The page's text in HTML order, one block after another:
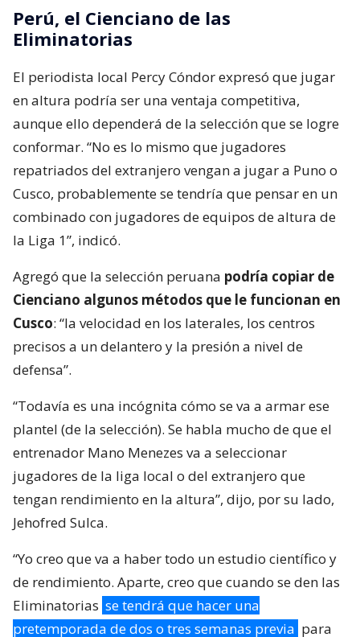
Perú, el Cienciano de las
Eliminatorias
El periodista local Percy Cóndor expresó que jugar
en altura podría ser una ventaja competitiva,
aunque ello dependerá de la selección que se logre
conformar. “No es lo mismo que jugadores
repatriados del extranjero vengan a jugar a Puno o
Cusco, probablemente se tendría que pensar en un
combinado con jugadores de equipos de altura de
la Liga 1”, indicó.
Agregó que la selección peruana podría copiar de
Cienciano algunos métodos que le funcionan en
Cusco: “la velocidad en los laterales, los centros
precisos a un delantero y la presión a nivel de
defensa”.
“Todavía es una incógnita cómo se va a armar ese
plantel (de la selección). Se habla mucho de que el
entrenador Mano Menezes va a seleccionar
jugadores de la liga local o del extranjero que
tengan rendimiento en la altura”, dijo, por su lado,
Jehofred Sulca.
“Yo creo que va a haber todo un estudio científico y
de rendimiento. Aparte, creo que cuando se den las
Eliminatorias se tendrá que hacer una
pretemporada de dos o tres semanas previa para